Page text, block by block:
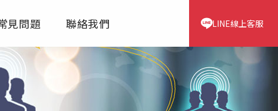
見問題 聯絡我們 LINE線上客服